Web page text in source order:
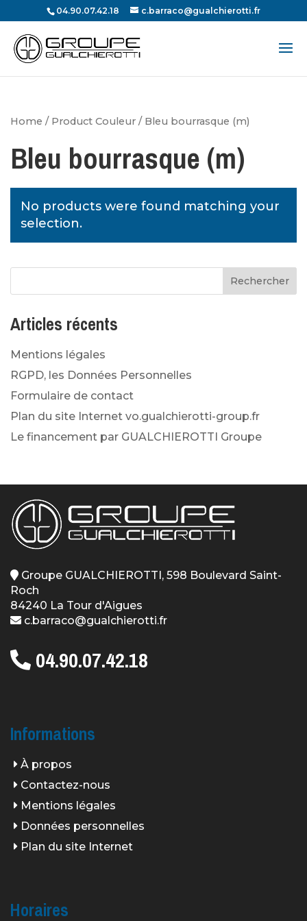
04.90.07.42.18 c.barraco@gualchierotti.fr
Recherche
de
produits
Home / Product Couleur / Bleu bourrasque (m)
Bleu bourrasque (m)
No products were found matching your
selection.
Articles récents
Mentions légales
RGPD, les Données Personnelles
Formulaire de contact
Plan du site Internet vo.gualchierotti-group.fr
Le financement par GUALCHIEROTTI Groupe
Groupe GUALCHIEROTTI, 598 Boulevard Saint-
Roch
84240 La Tour d'Aigues
c.barraco@gualchierotti.fr
04.90.07.42.18
Informations
À propos
Contactez-nous
Mentions légales
Données personnelles
Plan du site Internet
Horaires